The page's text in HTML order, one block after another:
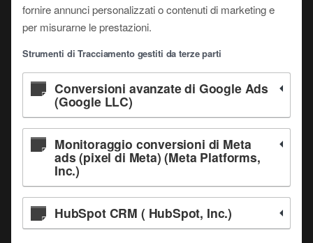
fornire annunci personalizzati o contenuti di marketing e
per misurarne le prestazioni.
Strumenti di Tracciamento gestiti da terze parti
Conversioni avanzate di Google Ads
(Google LLC)
Monitoraggio conversioni di Meta
ads (pixel di Meta) (Meta Platforms,
Inc.)
HubSpot CRM ( HubSpot, Inc.)